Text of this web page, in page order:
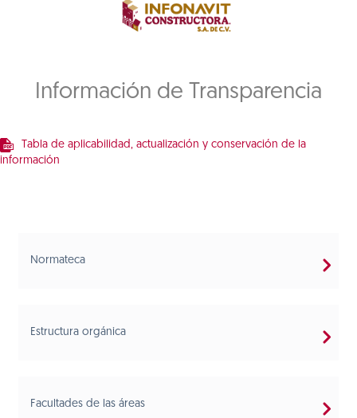
Información de Transparencia
Tabla de aplicabilidad, actualización y conservación de la
información
Normateca
Estructura orgánica
Facultades de las áreas